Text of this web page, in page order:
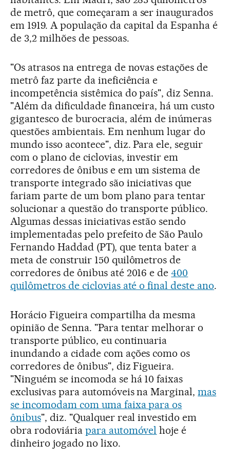
de metrô, que começaram a ser inaugurados
em 1919. A população da capital da Espanha é
de 3,2 milhões de pessoas.
"Os atrasos na entrega de novas estações de
metrô faz parte da ineficiência e
incompetência sistêmica do país", diz Senna.
"Além da dificuldade financeira, há um custo
gigantesco de burocracia, além de inúmeras
questões ambientais. Em nenhum lugar do
mundo isso acontece", diz. Para ele, seguir
com o plano de ciclovias, investir em
corredores de ônibus e em um sistema de
transporte integrado são iniciativas que
fariam parte de um bom plano para tentar
solucionar a questão do transporte público.
Algumas dessas iniciativas estão sendo
implementadas pelo prefeito de São Paulo
Fernando Haddad (PT), que tenta bater a
meta de construir 150 quilômetros de
corredores de ônibus até 2016 e de400
quilômetros de ciclovias até o final deste ano.
Horácio Figueira compartilha da mesma
opinião de Senna. "Para tentar melhorar o
transporte público, eu continuaria
inundando a cidade com ações como os
corredores de ônibus", diz Figueira.
"Ninguém se incomoda se há 10 faixas
exclusivas para automóveis na Marginal,mas
se incomodam com uma faixa para os
ônibus", diz. "Qualquer real investido em
obra rodoviária para automóvel hoje é
dinheiro jogado no lixo.